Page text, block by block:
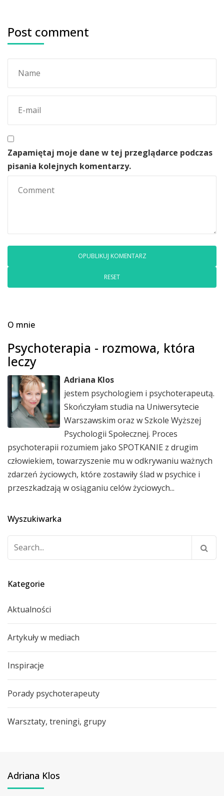
Post comment
Zapamiętaj moje dane w tej przeglądarce podczas
pisania kolejnych komentarzy.
RESET
O mnie
Psychoterapia - rozmowa, która
leczy
Adriana Klos
jestem psychologiem i psychoterapeutą.
Skończyłam studia na Uniwersytecie
Warszawskim oraz w Szkole Wyższej
Psychologii Społecznej. Proces
psychoterapii rozumiem jako SPOTKANIE z drugim
człowiekiem, towarzyszenie mu w odkrywaniu ważnych
zdarzeń życiowych, które zostawiły ślad w psychice i
przeszkadzają w osiąganiu celów życiowych...
Wyszukiwarka
Kategorie
Aktualności
Artykuły w mediach
Inspiracje
Porady psychoterapeuty
Warsztaty, treningi, grupy
Adriana Klos